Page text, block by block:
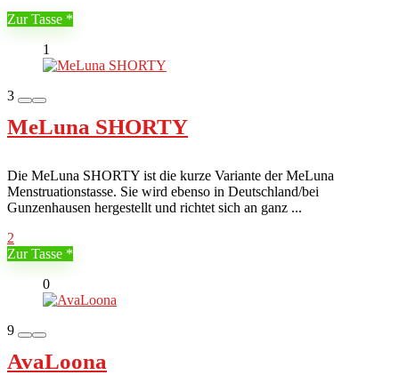
Zur Tasse
1
3
MeLuna SHORTY
Die MeLuna SHORTY ist die kurze Variante der MeLuna
Menstruationstasse. Sie wird ebenso in Deutschland/bei
Gunzenhausen hergestellt und richtet sich an ganz ...
2
Zur Tasse
0
9
AvaLoona